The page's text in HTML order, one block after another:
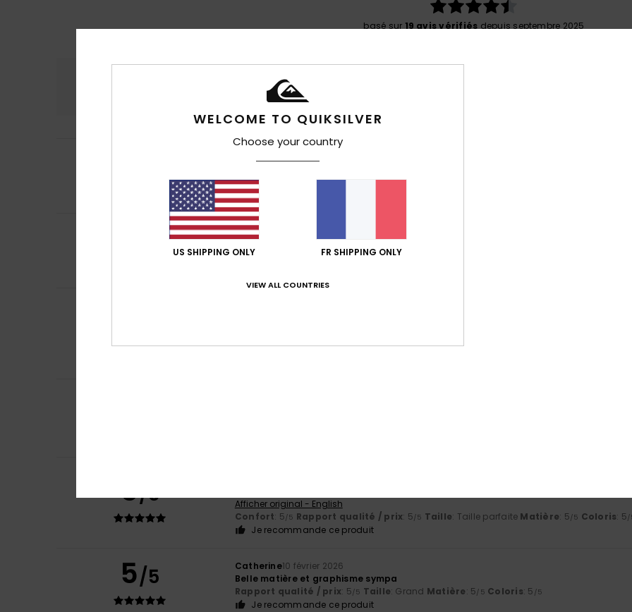
basé sur 19 avis vérifiés depuis septembre 2025
Confort
Rapport qualité / prix: 5
Je recommande ce produit
article en solde
Confort: 5/5 Rapport qualité / prix: 5/5 Taille: Taille parfaite
5/5
Afficher original - English
Confort: 5/5 Rapport qualité / prix: 5/5 Taille: Taille parfaite Matière: 5/5 Coloris: 5/
Je recommande ce produit
5/5 Catherine10 février 2026
Belle matière et graphisme sympa
Rapport qualité / prix: 5/5 Taille: Grand Matière: 5/5 Coloris: 5 /5
Je recommande ce produit
WELCOME TO QUIKSILVER
Choose your country
US SHIPPING ONLY FR SHIPPING ONLY
VIEW ALL COUNTRIES